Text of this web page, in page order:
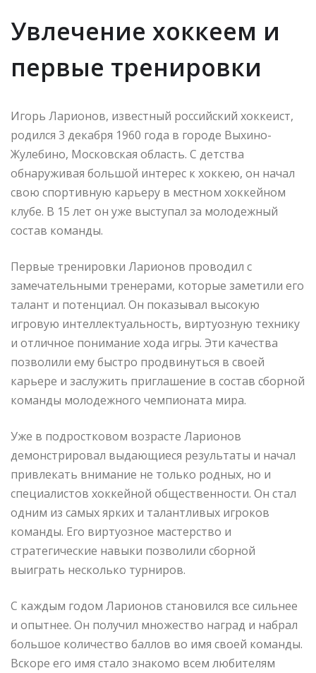
Увлечение хоккеем и
первые тренировки
Игорь Ларионов, известный российский хоккеист,
родился 3 декабря 1960 года в городе Выхино-
Жулебино, Московская область. С детства
обнаруживая большой интерес к хоккею, он начал
свою спортивную карьеру в местном хоккейном
клубе. В 15 лет он уже выступал за молодежный
состав команды.
Первые тренировки Ларионов проводил с
замечательными тренерами, которые заметили его
талант и потенциал. Он показывал высокую
игровую интеллектуальность, виртуозную технику
и отличное понимание хода игры. Эти качества
позволили ему быстро продвинуться в своей
карьере и заслужить приглашение в состав сборной
команды молодежного чемпионата мира.
Уже в подростковом возрасте Ларионов
демонстрировал выдающиеся результаты и начал
привлекать внимание не только родных, но и
специалистов хоккейной общественности. Он стал
одним из самых ярких и талантливых игроков
команды. Его виртуозное мастерство и
стратегические навыки позволили сборной
выиграть несколько турниров.
С каждым годом Ларионов становился все сильнее
и опытнее. Он получил множество наград и набрал
большое количество баллов во имя своей команды.
Вскоре его имя стало знакомо всем любителям